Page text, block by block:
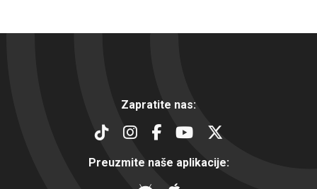
Zapratite nas:
Preuzmite naše aplikacije: